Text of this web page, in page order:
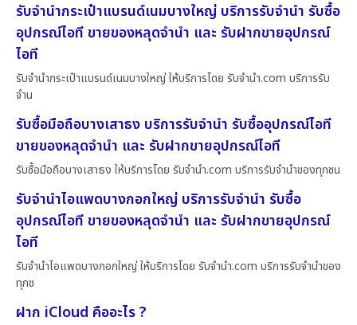
รับจำนำกระเป๋าแบรนด์เนมบางใหญ่ บริการรับจำนำ รับซื้อ
อุปกรณ์ไอที ขายของหลุดจำนำ และ รับฝากขายอุปกรณ์
ไอที
รับจำนำกระเป๋าแบรนด์เนมบางใหญ่ ให้บริการโดย รับจํานํา.com บริการรับ
จำน
รับซื้อมือถือบางเสาธง บริการรับจำนำ รับซื้ออุปกรณ์ไอที
ขายของหลุดจำนำ และ รับฝากขายอุปกรณ์ไอที
รับซื้อมือถือบางเสาธง ให้บริการโดย รับจํานํา.com บริการรับจำนำของทุกชน
รับจำนำไอแพดบางกอกใหญ่ บริการรับจำนำ รับซื้อ
อุปกรณ์ไอที ขายของหลุดจำนำ และ รับฝากขายอุปกรณ์
ไอที
รับจำนำไอแพดบางกอกใหญ่ ให้บริการโดย รับจํานํา.com บริการรับจำนำของ
ทุกช
ฝาก iCloud คืออะไร ?